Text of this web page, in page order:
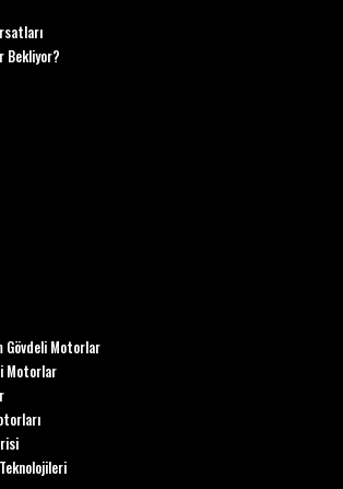
Bekliyor?
Gövdeli Motorlar
Motorlar